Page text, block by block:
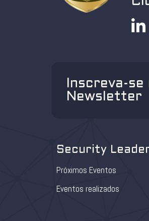
Inscreva-se
Newsletter
Security
Próximos Eventos
Eventos realizados